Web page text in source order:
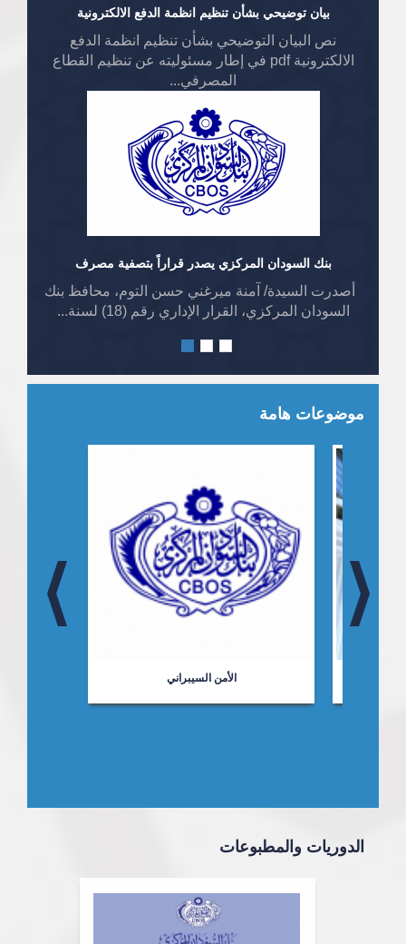
بيان توضيحي بشأن تنظيم انظمة الدفع الالكترونية
نص البيان التوضيحي بشأن تنظيم انظمة الدفع
الالكترونية pdf في إطار مسئوليته عن تنظيم القطاع
المصرفي...
بنك السودان المركزي يصدر قراراً بتصفية مصرف
أصدرت السيدة/ آمنة ميرغني حسن التوم، محافظ بنك
السودان المركزي، القرار الإداري رقم (18) لسنة...
موضوعات هامة
الأمن السيبراني
الدوريات والمطبوعات